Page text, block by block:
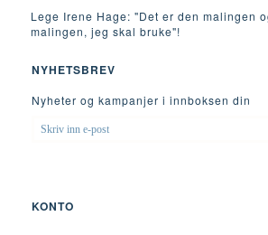
Lege Irene Hage: "Det er den malingen
malingen, jeg skal bruke"!
NYHETSBREV
Nyheter og kampanjer i innboksen din
SKRIV
INN
KONTO